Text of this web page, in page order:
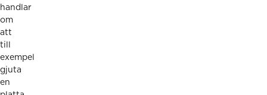
handlar
om
att
till
exempel
gjuta
en